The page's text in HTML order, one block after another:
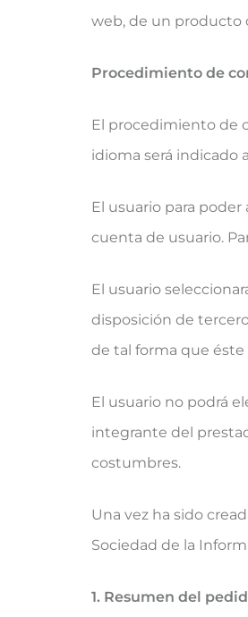
web, de un producto
Procedimiento de
El procedimiento de
idioma será indicado
El usuario para
cuenta de usuario.
El usuario
disposición de
de tal forma que
El usuario no podrá
integrante del
costumbres.
Una vez ha sido
Sociedad de la
1. Resumen del